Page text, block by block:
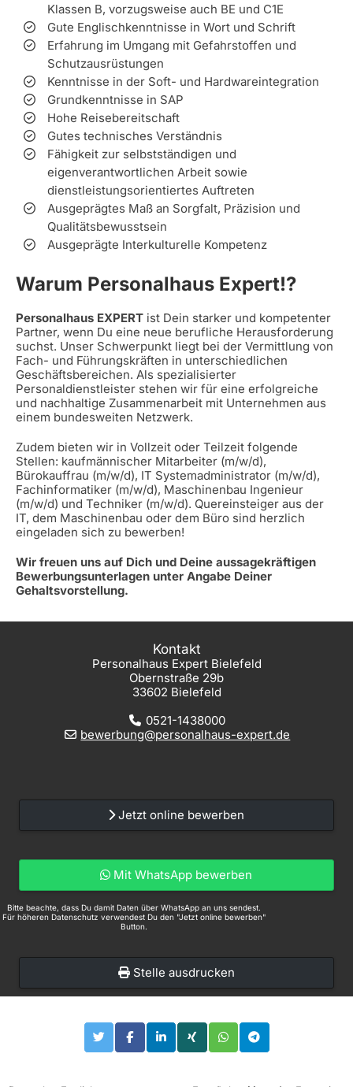
Klassen B, vorzugsweise auch BE und C1E
Gute Englischkenntnisse in Wort und Schrift
Erfahrung im Umgang mit Gefahrstoffen und
Schutzausrüstungen
Kenntnisse in der Soft- und Hardwareintegration
Grundkenntnisse in SAP
Hohe Reisebereitschaft
Gutes technisches Verständnis
Fähigkeit zur selbstständigen und
eigenverantwortlichen Arbeit sowie
dienstleistungsorientiertes Auftreten
Ausgeprägtes Maß an Sorgfalt, Präzision und
Qualitätsbewusstsein
Ausgeprägte Interkulturelle Kompetenz
Warum Personalhaus Expert!?
Personalhaus EXPERT ist Dein starker und kompetenter
Partner, wenn Du eine neue berufliche Herausforderung
suchst. Unser Schwerpunkt liegt bei der Vermittlung von
Fach- und Führungskräften in unterschiedlichen
Geschäftsbereichen. Als spezialisierter
Personaldienstleister stehen wir für eine erfolgreiche
und nachhaltige Zusammenarbeit mit Unternehmen aus
einem bundesweiten Netzwerk.
Zudem bieten wir in Vollzeit oder Teilzeit folgende
Stellen: kaufmännischer Mitarbeiter (m/w/d),
Bürokauffrau (m/w/d), IT Systemadministrator (m/w/d),
Fachinformatiker (m/w/d), Maschinenbau Ingenieur
(m/w/d) und Techniker (m/w/d). Quereinsteiger aus der
IT, dem Maschinenbau oder dem Büro sind herzlich
eingeladen sich zu bewerben!
Wir freuen uns auf Dich und Deine aussagekräftigen
Bewerbungsunterlagen unter Angabe Deiner
Gehaltsvorstellung.
Kontakt
Personalhaus Expert Bielefeld
Obernstraße 29b
33602 Bielefeld
0521-1438000
bewerbung@personalhaus-expert.de
Jetzt online bewerben
Mit WhatsApp bewerben
Bitte beachte, dass Du damit Daten über WhatsApp an uns sendest.
Für höheren Datenschutz verwendest Du den "Jetzt online bewerben"
Button.
Stelle ausdrucken